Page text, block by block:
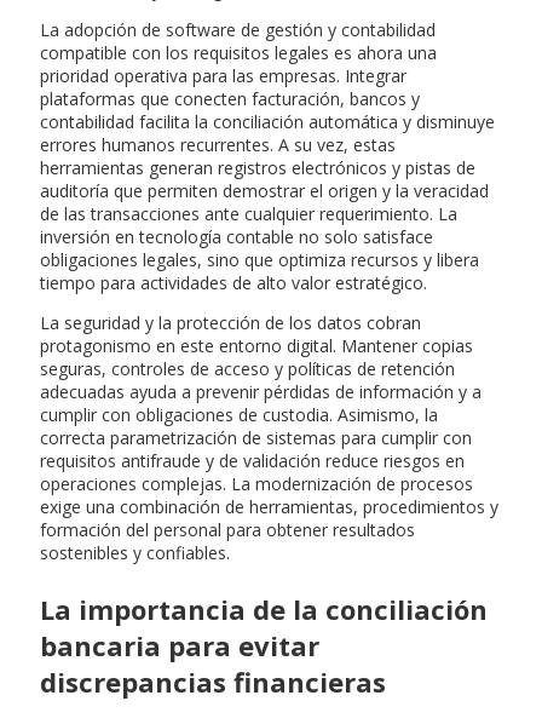
La adopción de software de gestión y contabilidad
compatible con los requisitos legales es ahora una
prioridad operativa para las empresas. Integrar
plataformas que conecten facturación, bancos y
contabilidad facilita la conciliación automática y disminuye
errores humanos recurrentes. A su vez, estas
herramientas generan registros electrónicos y pistas de
auditoría que permiten demostrar el origen y la veracidad
de las transacciones ante cualquier requerimiento. La
inversión en tecnología contable no solo satisface
obligaciones legales, sino que optimiza recursos y libera
tiempo para actividades de alto valor estratégico.
La seguridad y la protección de los datos cobran
protagonismo en este entorno digital. Mantener copias
seguras, controles de acceso y políticas de retención
adecuadas ayuda a prevenir pérdidas de información y a
cumplir con obligaciones de custodia. Asimismo, la
correcta parametrización de sistemas para cumplir con
requisitos antifraude y de validación reduce riesgos en
operaciones complejas. La modernización de procesos
exige una combinación de herramientas, procedimientos y
formación del personal para obtener resultados
sostenibles y confiables.
La importancia de la conciliación
bancaria para evitar
discrepancias financieras